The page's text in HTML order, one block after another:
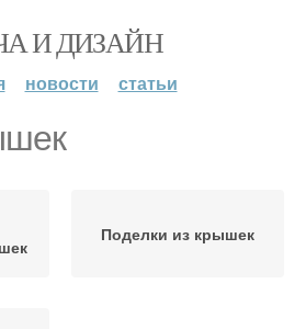
И ДИЗАЙН
новости статьи
Поделки из крышек